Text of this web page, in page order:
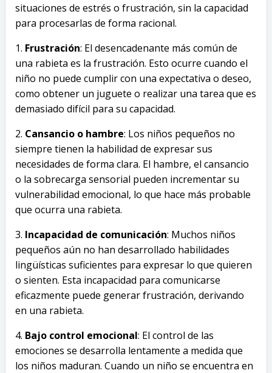
situaciones de estrés o frustración, sin la capacidad
para procesarlas de forma racional.
1. Frustración: El desencadenante más común de
una rabieta es la frustración. Esto ocurre cuando el
niño no puede cumplir con una expectativa o deseo,
como obtener un juguete o realizar una tarea que es
demasiado difícil para su capacidad.
2. Cansancio o hambre: Los niños pequeños no
siempre tienen la habilidad de expresar sus
necesidades de forma clara. El hambre, el cansancio
o la sobrecarga sensorial pueden incrementar su
vulnerabilidad emocional, lo que hace más probable
que ocurra una rabieta.
3. Incapacidad de comunicación: Muchos niños
pequeños aún no han desarrollado habilidades
lingüísticas suficientes para expresar lo que quieren
o sienten. Esta incapacidad para comunicarse
eficazmente puede generar frustración, derivando
en una rabieta.
4. Bajo control emocional: El control de las
emociones se desarrolla lentamente a medida que
los niños maduran. Cuando un niño se encuentra en